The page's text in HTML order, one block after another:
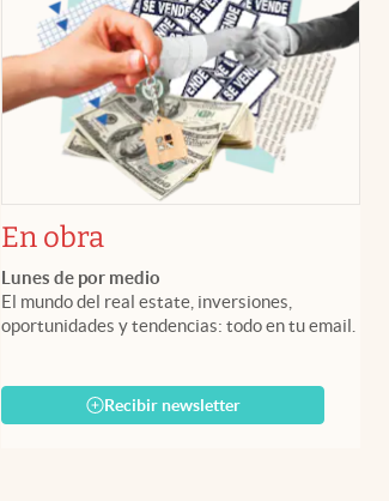
En obra
Lunes de por medio
El mundo del real estate, inversiones,
oportunidades y tendencias: todo en tu email.
Recibir newsletter